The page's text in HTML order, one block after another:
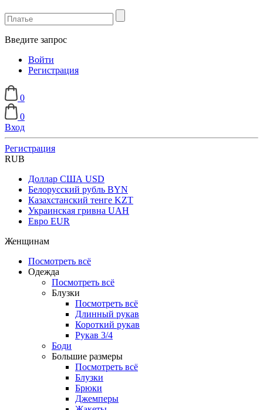
Введите запрос
Войти
Регистрация
0
0
Вход
Регистрация
RUB
Доллар США USD
Белорусский рубль BYN
Казахстанский тенге KZT
Украинская гривна UAH
Евро EUR
Женщинам
Посмотреть всё
Одежда
Посмотреть всё
Блузки
Посмотреть всё
Длинный рукав
Короткий рукав
Рукав 3/4
Боди
Большие размеры
Посмотреть всё
Блузки
Брюки
Джемперы